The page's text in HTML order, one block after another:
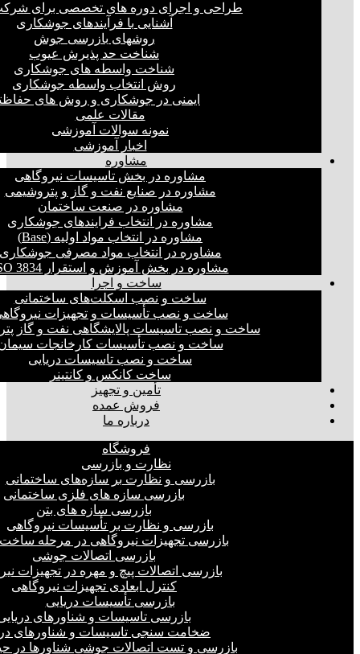
طراحی و اجرای دوره های تخصصی برای
آشنایی با فرآیندهای جوشکاری
روشهای بازرسی جوش
شناخت حد پذیرش عیوب
شناخت واسطه های جوشکاری
روش انتخاب واسطه جوشکاری
ایمنی در جوشکاری و روش های
مقالات علمی
نمونه سوالات آموزشی
اخبار آموزشی
مشاوره
مشاوره در بخش تاسیسات نیروگاهی
مشاوره در صنایع نفت و گاز و پتروشیمی
مشاوره در صنعت ساختمان
مشاوره در انتخاب فرایند‌های جوشکاری
مشاوره در انتخاب مواد اولیه (Base)
مشاوره در انتخاب مواد مصرفی
مشاوره در بخش آموزش و استقرار ISO 3834
ساخت و اجرا
ساخت و نصب اسکلت‌های ساختمانی
ساخت و نصب تأسیسات و تجهیزات
ساخت و نصب تاسیسات پالایشگاهی نفت و گاز
ساخت و نصب تأسیسات کارخانجات
ساخت و نصب تاسیسات دریایی
ساخت کانکس و کانتینر
تأمین و تجهیز
فروش عمده
درباره ما
فروشگاه
نظارت و بازرسی
بازرسی و نظارت بر سازه‌های ساختمانی
بازرسی سازه های فلزی ساختمانی
بازرسی سازه های بتن
بازرسی و نظارت بر تأسیسات نیروگاهی
بازرسی تجهیزات نیروگاهی در مرحله
بازرسی اتصالات جوشی
بازرسی اتصالات پیچ و مهره در تجهیزات
کنترل ابعادی تجهیزات نیروگاهی
بازرسی تأسیسات دریایی
بازرسی تاسیسات و شناورهای
ضخامت سنجی تاسیسات و شناورهای
بازرسی و تست اتصالات جوشی شناورها در